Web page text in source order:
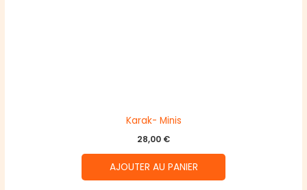
Karak- Minis
28,00 €
AJOUTER AU PANIER